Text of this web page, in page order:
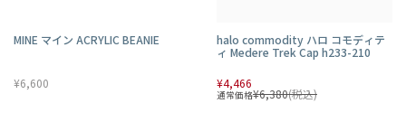
MINE マイン ACRYLIC BEANIE
¥6,600
halo commodity ハロ コモディテ
ィ Medere Trek Cap h233-210
¥4,466
通常価格¥6,380(税込)